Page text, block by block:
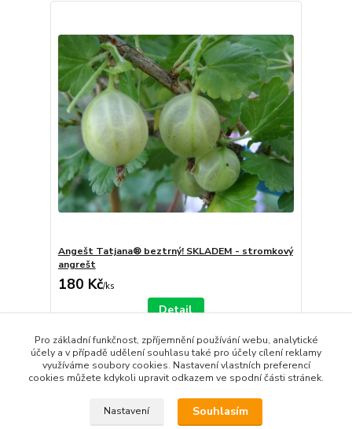
Angešt Tatjana® beztrný! SKLADEM - stromkový
angrešt
180 Kč/ks
Detail
strana z 1
Pro základní funkčnost, zpříjemnění používání webu, analytické
účely a v případě udělení souhlasu také pro účely cílení reklamy
využíváme soubory cookies. Nastavení vlastních preferencí
cookies můžete kdykoli upravit odkazem ve spodní části stránek.
Nastavení Souhlasím